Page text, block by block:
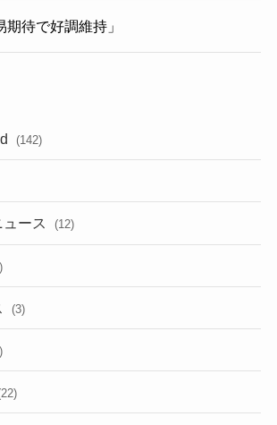
期待で好調維持」
(142)
ース (12)
(3)